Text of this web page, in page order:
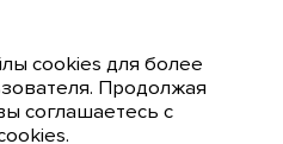
cookies для более
Продолжая
соглашаетесь с